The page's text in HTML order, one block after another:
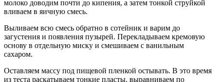
молоко доводим почти до кипения, а затем тонкой струйкой
вливаем в яичную смесь.
Выливаем всю смесь обратно в сотейник и варим до
загустения и появления пузырей. Перекладываем кремовую
основу в отдельную миску и смешиваем с ванильным
сахаром.
Оставляем массу под пищевой пленкой остывать. В это время
из теста раскатываем тонкие пласты, выравниваем по